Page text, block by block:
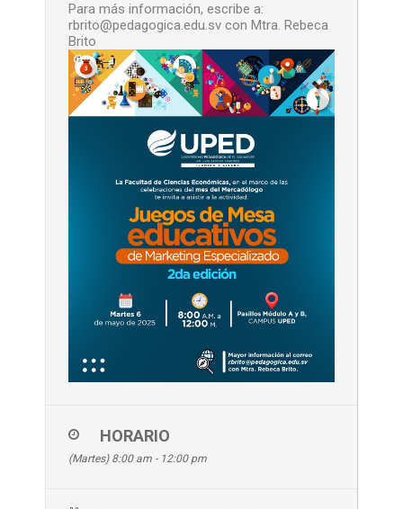
Para más información, escribe a:
rbrito@pedagogica.edu.sv con Mtra. Rebeca
Brito
HORARIO
(Martes) 8:00 am - 12:00 pm